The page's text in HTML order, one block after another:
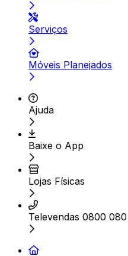
Serviços
Móveis Planejados
Ajuda
Baixe o App
Lojas Físicas
Televendas 0800